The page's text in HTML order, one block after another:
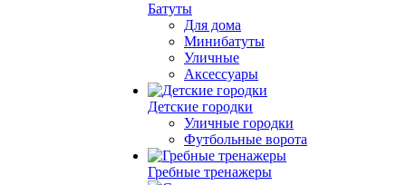
Батуты
Для дома
Минибатуты
Уличные
Аксессуары
Детские городки
Уличные городки
Футбольные ворота
Гребные тренажеры